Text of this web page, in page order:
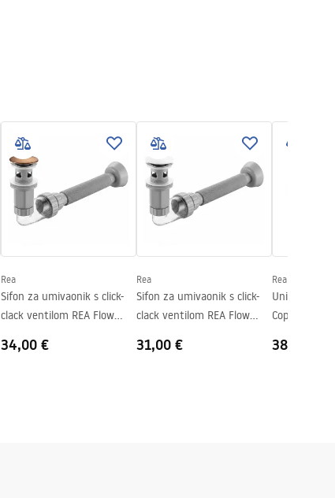
Rea
Sifon za umivaonik s click-
clack ventilom REA Flow
34,00 €
Rea
Sifon za umivaonik s click-
clack ventilom REA Flow
31,00 €
Rea
Univerzalni
Copper Brush
38,00 €